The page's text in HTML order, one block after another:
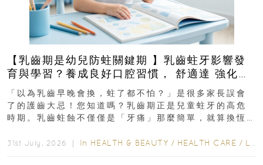
【乳齒期是幼兒防蛀關鍵期 】乳齒蛀牙影響發
育與學習？養成良好口腔習慣， 舒適達 強化琺
瑯質 兒童牙膏防護指南
「以為乳齒早晚會換，蛀了都不怕？」是很多家長誤會
了的護齒大忌！您知道嗎？乳齒期正是兒童蛀牙的高危
時期。乳齒蛀蝕不僅僅是「牙痛」那麼簡單，就算換恆
31st July, 2026 ｜ In HEALTH & BEAUTY / HEALTH CARE / LIFESTYLE